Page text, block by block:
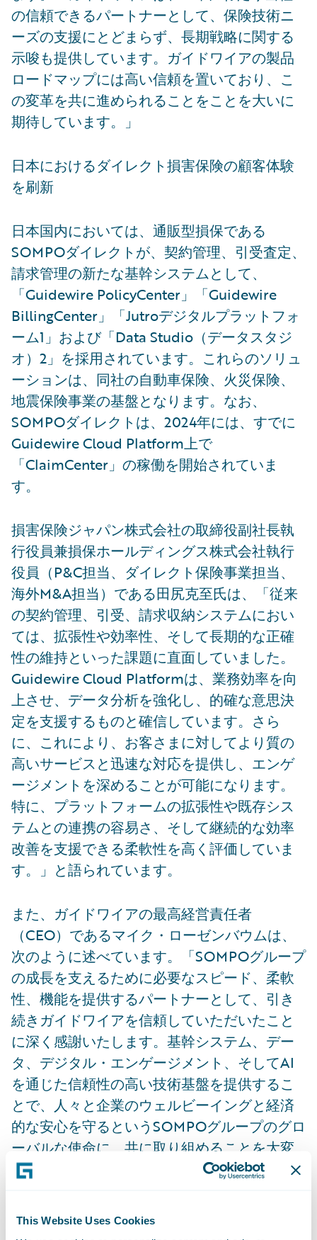
This Website Uses Cookies
の信頼できるパートナーとして、保険技術ニ
ーズの支援にとどまらず、長期戦略に関する
示唆も提供しています。ガイドワイアの製品
ロードマップには高い信頼を置いており、こ
の変革を共に進められることをことを大いに
期待しています。」
日本におけるダイレクト損害保険の顧客体験
を刷新
日本国内においては、通販型損保である
SOMPOダイレクトが、契約管理、引受査定、
請求管理の新たな基幹システムとして、
「Guidewire PolicyCenter」「Guidewire
BillingCenter」「Jutroデジタルプラットフォ
ーム1」および「Data Studio（データスタジ
オ）2」を採用されています。これらのソリュ
ーションは、同社の自動車保険、火災保険、
地震保険事業の基盤となります。なお、
SOMPOダイレクトは、2024年には、すでに
Guidewire Cloud Platform上で
「ClaimCenter」の稼働を開始されていま
す。
損害保険ジャパン株式会社の取締役副社長執
行役員兼損保ホールディングス株式会社執行
役員（P&C担当、ダイレクト保険事業担当、
海外M&A担当）である田尻克至氏は、「従来
の契約管理、引受、請求収納システムにおい
ては、拡張性や効率性、そして長期的な正確
性の維持といった課題に直面していました。
Guidewire Cloud Platformは、業務効率を向
上させ、データ分析を強化し、的確な意思決
定を支援するものと確信しています。さら
に、これにより、お客さまに対してより質の
高いサービスと迅速な対応を提供し、エンゲ
ージメントを深めることが可能になります。
特に、プラットフォームの拡張性や既存シス
テムとの連携の容易さ、そして継続的な効率
改善を支援できる柔軟性を高く評価していま
す。」と語られています。
また、ガイドワイアの最高経営責任者
（CEO）であるマイク・ローゼンバウムは、
次のように述べています。「SOMPOグループ
の成長を支えるために必要なスピード、柔軟
性、機能を提供するパートナーとして、引き
続きガイドワイアを信頼していただいたこと
に深く感謝いたします。基幹システム、デー
タ、デジタル・エンゲージメント、そしてAI
を通じた信頼性の高い技術基盤を提供するこ
とで、人々と企業のウェルビーイングと経済
的な安心を守るというSOMPOグループのグロ
ーバルな使命に、共に取り組めることを大変
嬉しく思います。」
ガイドワイア日本法人代表である江端美幸